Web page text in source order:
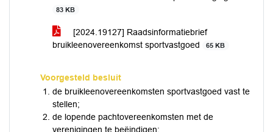
83 KB
[2024.19127] Raadsinformatiebrief
bruikleenovereenkomst sportvastgoed
65 KB
Voorgesteld besluit
de bruikleenovereenkomsten sportvastgoed vast te
stellen;
de lopende pachtovereenkomsten met de
verenigingen te beëindigen;